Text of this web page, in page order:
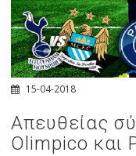
15-04-2018
Απευθείας
Olimpico και